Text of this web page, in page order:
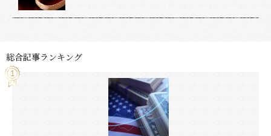
総合記事ランキング